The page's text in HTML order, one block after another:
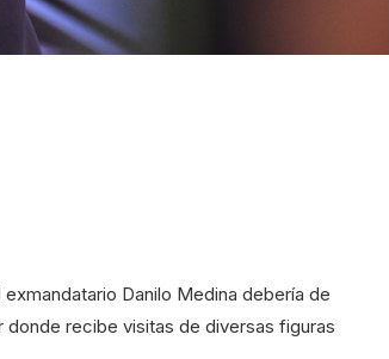
Danilo Medina debería de
recibe visitas de diversas figuras